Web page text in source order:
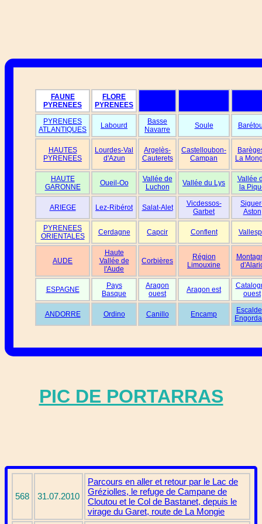
FAUNE
PYRENEES
FLORE
PYRENEES
PYRENEES
ATLANTIQUES
Labourd
Basse
Navarre
Soule
HAUTES
PYRENEES
Lourdes-Val
d'Azun
Argelès-
Cauterets
Castelloubon-
Campan
La
HAUTE
GARONNE
Oueil-Oo
Vallée de
Luchon
Vallée du Lys
Vallée
la
ARIEGE Lez-Ribérot Salat-Alet
Vicdessos-
Garbet
Aston
PYRENEES
ORIENTALES
Cerdagne Capcir Conflent
AUDE
Haute
Vallée de
l'Aude
Corbières
Région
Limouxine
ESPAGNE
Pays
Basque
Aragon
ouest
Aragon est
ouest
ANDORRE Ordino Canillo Encamp
PIC DE PORTARRAS
568 31.07.2010
Parcours en aller et retour par le Lac de
Gréziolles, le refuge de Campane de
Cloutou et le Col de Bastanet, depuis le
virage du Garet, route de La Mongie